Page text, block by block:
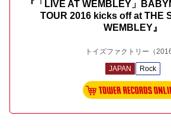
『「LIVE AT WEMBLEY」
TOUR 2016 kicks off at THE
WEMBLEY』
トイズファクトリー （
JAPAN Rock